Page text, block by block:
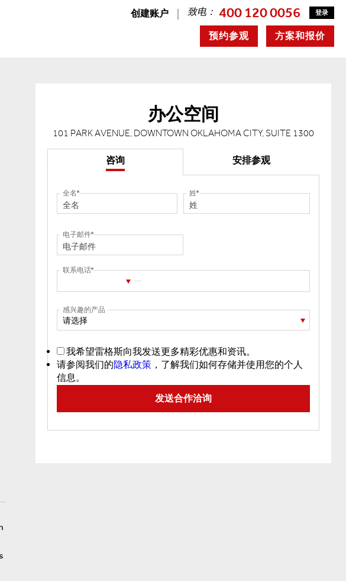
创建账户 致电： 400 120 0056 登录
方案和报价
预约参观
办公空间
101 PARK AVENUE, DOWNTOWN OKLAHOMA CITY, SUITE 1300
咨询 安排参观
全名 姓
电子邮件
联系电话
感兴趣的产品
请选择
我希望雷格斯向我发送更多精彩优惠和资讯。
请参阅我们的隐私政策 ，了解我们如何存储并使用您的个人
信息。